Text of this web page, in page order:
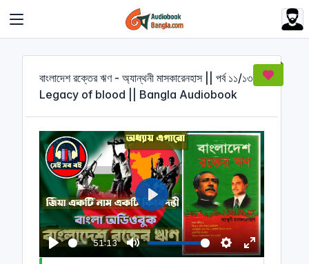
বাংলাদেশ রক্তের ঋণ - অ্যান্থনী মাসকারেনহাস || পর্ব ১১/১৩ ||
Legacy of blood || Bangla Audiobook
P
51:13
M
S
E
P
l
a
y